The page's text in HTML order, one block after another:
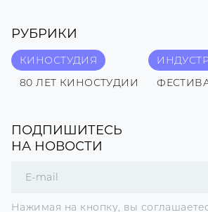
РУБРИКИ
КИНОСТУДИЯ
80 ЛЕТ КИНОСТУДИИ
ПОДПИШИТЕСЬ
НА НОВОСТИ
для
Нажимая на кнопку, вы